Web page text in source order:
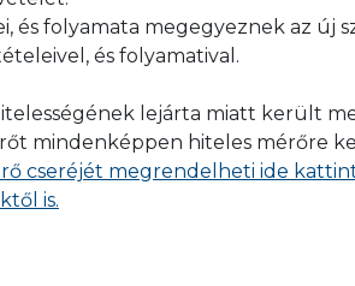
vagy a megrendelő hibájából
üzembe helyezés esetén
és folyamata megegyeznek az új
és folyamatival.
lejárta miatt került
mindenképpen hiteles mérőre
cseréjét megrendelheti ide
is.